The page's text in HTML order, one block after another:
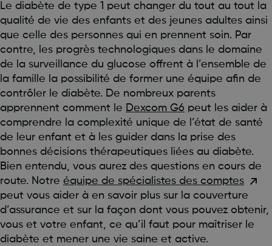
Le diabète de type 1 peut changer du tout au tout la
qualité de vie des enfants et des jeunes adultes ainsi
que celle des personnes qui en prennent soin. Par
contre, les progrès technologiques dans le domaine
de la surveillance du glucose offrent à l’ensemble de
la famille la possibilité de former une équipe afin de
contrôler le diabète. De nombreux parents
apprennent comment le Dexcom G6 peut les aider à
comprendre la complexité unique de l’état de santé
de leur enfant et à les guider dans la prise des
bonnes décisions thérapeutiques liées au diabète.
Bien entendu, vous aurez des questions en cours de
route. Notre équipe de spécialistes des comptes
peut vous aider à en savoir plus sur la couverture
d’assurance et sur la façon dont vous pouvez obtenir,
vous et votre enfant, ce qu’il faut pour maîtriser le
diabète et mener une vie saine et active.